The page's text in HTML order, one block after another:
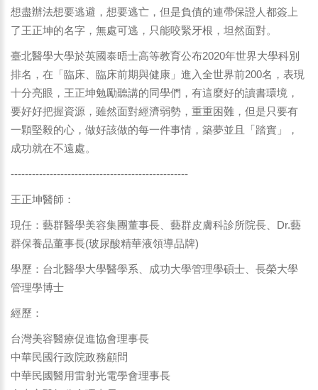
想盡辦法想要逃避，想要逃亡，但是負債的連帶保證人都簽上
了王正坤的名字，無處可逃，只能咬緊牙根，坦然面對。
臺北醫學大學於英國泰晤士高等教育公布2020年世界大學科別
排名，在「臨床、臨床前期與健康」進入全世界前200名，表現
十分亮眼，王正坤勉勵聽講的同學們，有這麼好的讀書環境，
要好好把握資源，雖然面對經濟弱勢，重重困難，但是只要有
一顆堅毅的心，做好該做的每一件事情，築夢並且「踏實」，
成功就在不遠處。
--------------------------------------------------
王正坤醫師：
現任：藝群醫學美容集團董事長、藝群皮膚科診所院長、Dr.藝
群保養品董事長(玻尿酸精華液領導品牌)
學歷：台北醫學大學醫學系、成功大學管理學碩士、長榮大學
管理學博士
經歷：
台灣美容醫療促進協會理事長
中華民國行政院政務顧問
中華民國醫用雷射光電學會理事長